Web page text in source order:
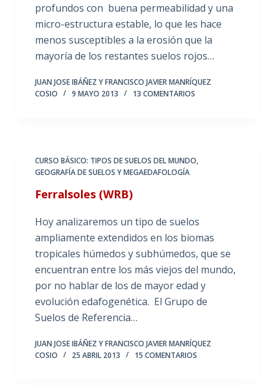
profundos con buena permeabilidad y una
micro-estructura estable, lo que les hace
menos susceptibles a la erosión que la
mayoría de los restantes suelos rojos…
JUAN JOSE IBÁÑEZ Y FRANCISCO JAVIER MANRÍQUEZ
COSIO
9 MAYO 2013 13 COMENTARIOS
CURSO BÁSICO: TIPOS DE SUELOS DEL MUNDO,
GEOGRAFÍA DE SUELOS Y MEGAEDAFOLOGÍA
Ferralsoles (WRB)
Hoy analizaremos un tipo de suelos
ampliamente extendidos en los biomas
tropicales húmedos y subhúmedos, que se
encuentran entre los más viejos del mundo,
por no hablar de los de mayor edad y
evolución edafogenética. El Grupo de
Suelos de Referencia…
JUAN JOSE IBÁÑEZ Y FRANCISCO JAVIER MANRÍQUEZ
COSIO
25 ABRIL 2013 15 COMENTARIOS